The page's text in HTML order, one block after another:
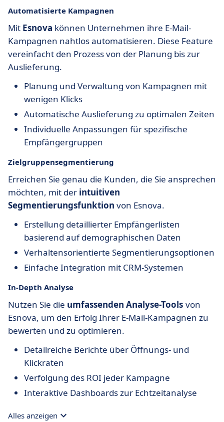
Automatisierte Kampagnen
Mit Esnova können Unternehmen ihre E-Mail-
Kampagnen nahtlos automatisieren. Diese Feature
vereinfacht den Prozess von der Planung bis zur
Auslieferung.
Planung und Verwaltung von Kampagnen mit
wenigen Klicks
Automatische Auslieferung zu optimalen Zeiten
Individuelle Anpassungen für spezifische
Empfängergruppen
Zielgruppensegmentierung
Erreichen Sie genau die Kunden, die Sie ansprechen
möchten, mit der intuitiven
Segmentierungsfunktion von Esnova.
Erstellung detaillierter Empfängerlisten
basierend auf demographischen Daten
Verhaltensorientierte Segmentierungsoptionen
Einfache Integration mit CRM-Systemen
In-Depth Analyse
Nutzen Sie die umfassenden Analyse-Tools von
Esnova, um den Erfolg Ihrer E-Mail-Kampagnen zu
bewerten und zu optimieren.
Detailreiche Berichte über Öffnungs- und
Klickraten
Verfolgung des ROI jeder Kampagne
Interaktive Dashboards zur Echtzeitanalyse
Alles anzeigen